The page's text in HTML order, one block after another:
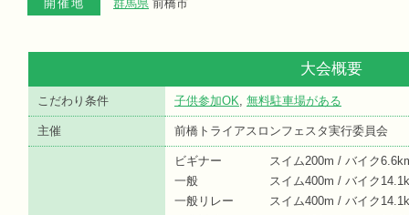
開催地 群馬県 前橋市
大会概要
こだわり条件 子供参加OK, 無料駐車場がある
主催 前橋トライアスロンフェスタ実行委員会
ビギナー スイム200m / バイク6.6km
一般 スイム400m / バイク14.1km
一般リレー スイム400m / バイク